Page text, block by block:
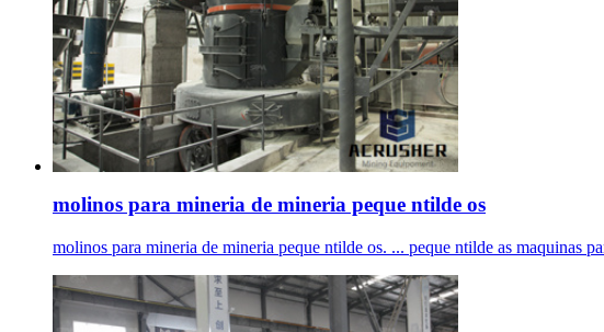
molinos para mineria de mineria peque ntilde os
molinos para mineria de mineria peque ntilde os. ... peque ntilde as maquinas